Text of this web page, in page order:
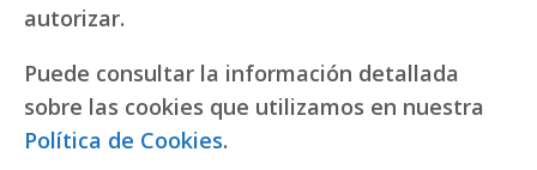
autorizar.
Puede consultar la información detallada
sobre las cookies que utilizamos en nuestra
Política de Cookies.